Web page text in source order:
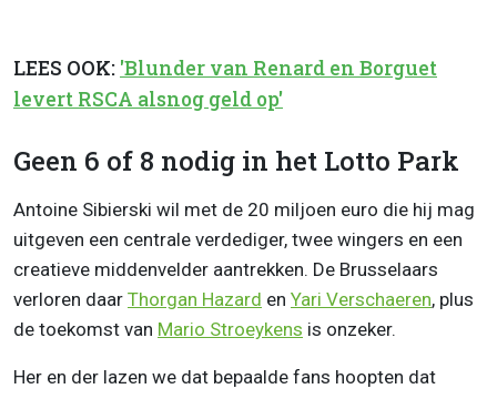
LEES OOK: 'Blunder van Renard en Borguet
levert RSCA alsnog geld op'
Geen 6 of 8 nodig in het Lotto Park
Antoine Sibierski wil met de 20 miljoen euro die hij mag
uitgeven een centrale verdediger, twee wingers en een
creatieve middenvelder aantrekken. De Brusselaars
verloren daar Thorgan Hazard en Yari Verschaeren, plus
de toekomst van Mario Stroeykens is onzeker.
Her en der lazen we dat bepaalde fans hoopten dat